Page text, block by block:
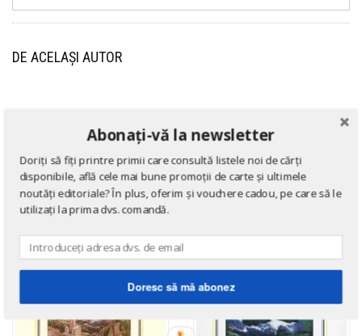
DE ACELAȘI AUTOR
Jules Verne
Abonați-vă la newsletter
Doriți să fiți printre primii care consultă listele noi de cărți
disponibile, află cele mai bune promoții de carte și ultimele
noutăți editoriale? În plus, oferim și vouchere cadou, pe care să le
utilizați la prima dvs. comandă.
Doresc să mă abonez